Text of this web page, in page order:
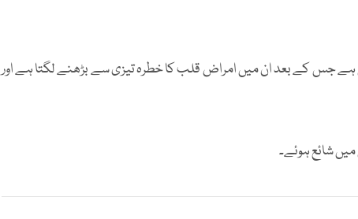
لیے اہم ہوتی ہے جس کے بعد ان میں امراض قلب کا خطرہ تیزی سے بڑھنے لگتا ہے اور
شائع ہوئے۔